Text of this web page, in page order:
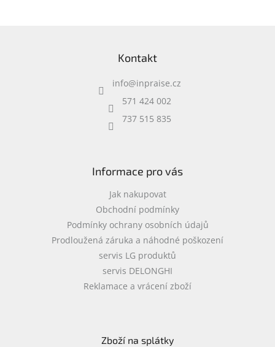
Kontakt
info@inpraise.cz
571 424 002
737 515 835
Informace pro vás
Jak nakupovat
Obchodní podmínky
Podmínky ochrany osobních údajů
Prodloužená záruka a náhodné poškození
servis LG produktů
servis DELONGHI
Reklamace a vrácení zboží
Zboží na splátky